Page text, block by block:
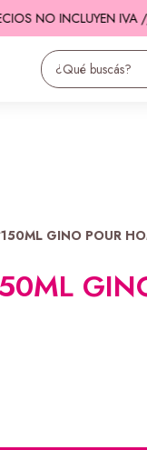
NO INCLUYEN IVA //
GINO POUR